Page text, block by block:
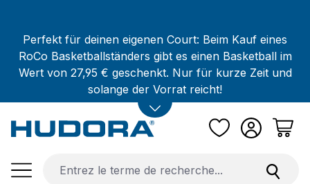
Perfekt für deinen eigenen Court: Beim Kauf eines
RoCo Basketballständers gibt es einen Basketball im
Wert von 27,95 € geschenkt. Nur für kurze Zeit und
solange der Vorrat reicht!